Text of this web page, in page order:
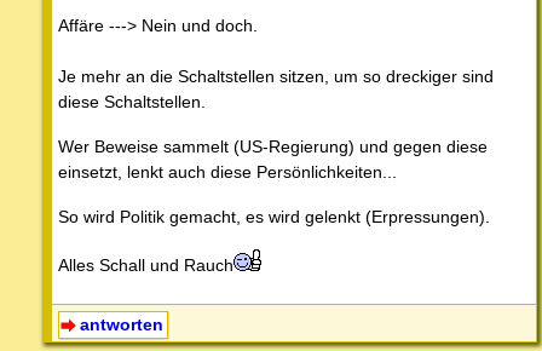
Affäre ---> Nein und doch.
Je mehr an die Schaltstellen sitzen, um so dreckiger sind
diese Schaltstellen.
Wer Beweise sammelt (US-Regierung) und gegen diese
einsetzt, lenkt auch diese Persönlichkeiten...
So wird Politik gemacht, es wird gelenkt (Erpressungen).
Alles Schall und Rauch
antworten